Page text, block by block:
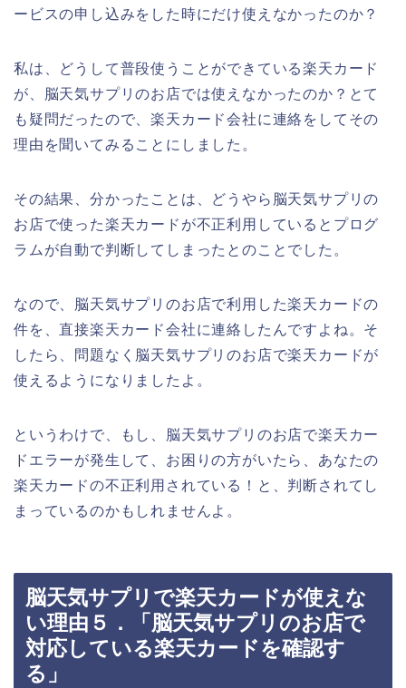
ービスの申し込みをした時にだけ使えなかったのか？
私は、どうして普段使うことができている楽天カード
が、脳天気サプリのお店では使えなかったのか？とて
も疑問だったので、楽天カード会社に連絡をしてその
理由を聞いてみることにしました。
その結果、分かったことは、どうやら脳天気サプリの
お店で使った楽天カードが不正利用しているとプログ
ラムが自動で判断してしまったとのことでした。
なので、脳天気サプリのお店で利用した楽天カードの
件を、直接楽天カード会社に連絡したんですよね。そ
したら、問題なく脳天気サプリのお店で楽天カードが
使えるようになりましたよ。
というわけで、もし、脳天気サプリのお店で楽天カー
ドエラーが発生して、お困りの方がいたら、あなたの
楽天カードの不正利用されている！と、判断されてし
まっているのかもしれませんよ。
脳天気サプリで楽天カードが使えな
い理由５．「脳天気サプリのお店で
対応している楽天カードを確認す
る」